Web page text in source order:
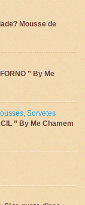
Mousse de
” By Me
, Sorvetes
” By Me Chamem